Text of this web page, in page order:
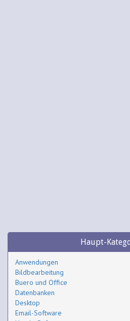
Haupt-
Anwendungen
Bildbearbeitung
Buero und Office
Datenbanken
Desktop
Email-Software